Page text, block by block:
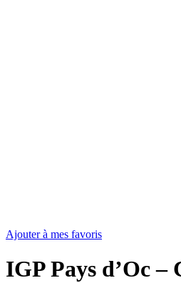
Ajouter à mes favoris
IGP Pays d’Oc –